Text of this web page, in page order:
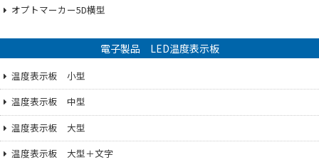
オプトマーカー5D横型
電子製品 LED温度表示板
温度表示板 小型
温度表示板 中型
温度表示板 大型
温度表示板 大型＋文字